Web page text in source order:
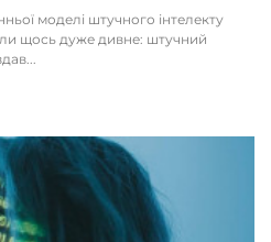
моделі штучного інтелекту
щось дуже дивне: штучний